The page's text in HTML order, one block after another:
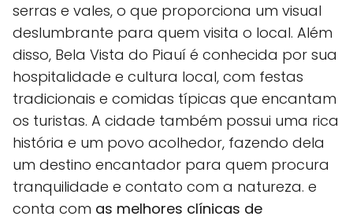
serras e vales, o que proporciona um visual
deslumbrante para quem visita o local. Além
disso, Bela Vista do Piauí é conhecida por sua
hospitalidade e cultura local, com festas
tradicionais e comidas típicas que encantam
os turistas. A cidade também possui uma rica
história e um povo acolhedor, fazendo dela
um destino encantador para quem procura
tranquilidade e contato com a natureza. e
conta com as melhores clínicas de